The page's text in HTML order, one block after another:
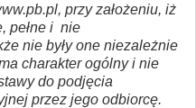
przy założeniu, iż
pełne i nie
nie były one niezależnie
charakter ogólny i nie
do podjęcia
przez jego odbiorcę.